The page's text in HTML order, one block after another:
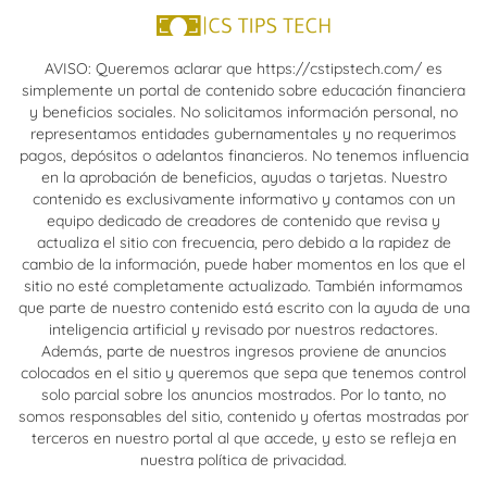
AVISO: Queremos aclarar que https://cstipstech.com/ es
simplemente un portal de contenido sobre educación financiera
y beneficios sociales. No solicitamos información personal, no
representamos entidades gubernamentales y no requerimos
pagos, depósitos o adelantos financieros. No tenemos influencia
en la aprobación de beneficios, ayudas o tarjetas. Nuestro
contenido es exclusivamente informativo y contamos con un
equipo dedicado de creadores de contenido que revisa y
actualiza el sitio con frecuencia, pero debido a la rapidez de
cambio de la información, puede haber momentos en los que el
sitio no esté completamente actualizado. También informamos
que parte de nuestro contenido está escrito con la ayuda de una
inteligencia artificial y revisado por nuestros redactores.
Además, parte de nuestros ingresos proviene de anuncios
colocados en el sitio y queremos que sepa que tenemos control
solo parcial sobre los anuncios mostrados. Por lo tanto, no
somos responsables del sitio, contenido y ofertas mostradas por
terceros en nuestro portal al que accede, y esto se refleja en
nuestra política de privacidad.